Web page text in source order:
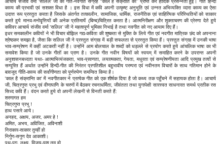
आचार्य संजीव वर्मा ‘सलिल’ जी का गीत-नवगीत संग्रह ‘‘काल है संक्रांति का’’ प्राप्त कर हार्दिक प्रसन्नता हुई। गीत हिन्दी
काव्य की प्रभावी एवं सशक्त विधा है । इस विधा में कवि अपनी उत्कृष्ट अनुभूति एवं उन्नत अभिव्यक्ति व्दारा काव्य का ऐसा
उदात्त रूप प्रस्तुत करता है जिसके अंतर्गत तत्कालीन, सामाजिक, धार्मिक, राजनैतिक एवं साहित्यिक परिस्थितियों को साकार
करते हुये मानव-मनोवृृत्तियों की अनेक प्रतिमायें (बिम्ब)चित्रित करता है। आत्मनिरीक्षण और शुक्ताचरण की प्रेरणा देते हुये
कविवर आचार्य संजीव वर्मा ‘सलिल’ जी ने महत्वपूर्ण भूमिका निभाई है तथा नवगीत को नए आयाम दिए हैं।
इधर समकालीन कवियों ने भी विचार बोझिल गद्य-कविता की शुष्कता से मुक्ति के लिये गीत एवं नवगीत मात्रिक छंद को अपनाना
श्रेष्ठकर समझा है, जैसा कि सलिल जी ने प्रस्तुत संग्रह में बड़ी सफलता से प्रस्तुत किया हैं। प्रस्तुत संग्रह में उनकी भाषा
भाव-सम्प्रेषण में कहीं अटकती नहीं है। उन्होंने आम बोलचाल के शब्दों को धड़ल्ले से प्रयोग करते हुये आंचलिक भाषा का भी
समावेश किया है जो उनके गीतों का प्राण है। उनके गीत नवीन विषयों को स्वयम् में समाहित करने के उपरान्त अपनी
अनुशासनबध्दता यथा- आत्माभिव्यंजकता, भाव-प्रवणता, लयात्मकता, गेयता, मधुरता एवं सम्प्रेषणीयता आदि प्रमुख तत्वों से
सम्पूरित हैं अर्थात उन्होंने हिन्दी-गीत की निरंतर प्रगतिशील बहुभावीय परम्परा एवं नवीनतम विचारों के साथ गतिमान होने के
बावजूद गीति-काव्य की सर्वांगीणता को पूर्णरुपेण समन्वित किया है।
'काल है संक्रान्ति का' में नवगीतकार ने प्रत्येक गीत को एक शीर्षक दिया है जो कथ्य तक पहुँचने में सहायक होता है। आचार्य
जी, चित्रगुप्त प्रभु एवं वीणापाणि के चरणों में बैठकर रचनाधर्मिता, जीवंतता तथा युगापेक्षी सारस्वत साधनारत समर्थ प्रतीक रस
सिध्द कवि हैं। वंदन करते हुये वो अपनी लेखनी से विनती करते हैं:
शरणागत हम
चित्रगुप्त प्रभु !
हाथ पसारे आये।
अनहद, अक्षय, अजर, अमर हे !
अमित, अभय, अविजित, अविनाशी
निराकार-साकार तुम्हीं हो
निर्गुण-सगुण देव आकाशी।
पथ-पग, लक्ष्य, विजय-यश तुम हो